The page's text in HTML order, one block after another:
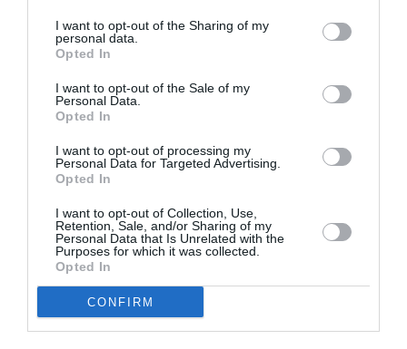
I want to opt-out of the Sharing of my
personal data.
Opted In
I want to opt-out of the Sale of my
Personal Data.
Opted In
I want to opt-out of processing my
Personal Data for Targeted Advertising.
Opted In
I want to opt-out of Collection, Use,
Retention, Sale, and/or Sharing of my
Personal Data that Is Unrelated with the
Purposes for which it was collected.
Opted In
CONFIRM
Σάββατο 10/9
Τεχνολογικό & Πολιτιστικό Πάρκο
Λαύριο
Κυριακή 11/9
Δημοτικό θέατρο «Δημήτρης Κιντής»
Ηλιούπολη
Τρίτη 13/9
Θέατρο Πέτρας
Πετρούπολη
Δευτέρα 19/9